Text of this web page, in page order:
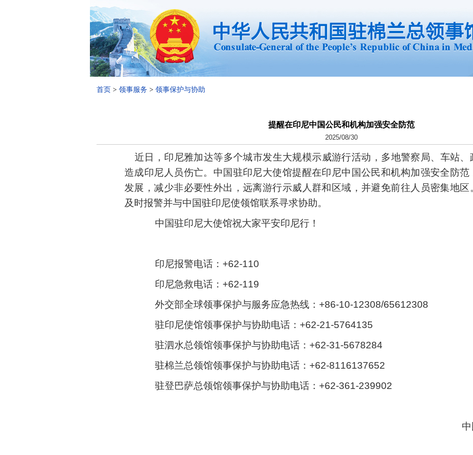
首页 > 领事服务 > 领事保护与协助
提醒在印尼中国公民和机构加强安全防范
2025/08/30
近日，印尼雅加达等多个城市发生大规模示威游行活动，多地警察局、车站
造成印尼人员伤亡。中国驻印尼大使馆提醒在印尼中国公民和机构加强安全防
发展，减少非必要性外出，远离游行示威人群和区域，并避免前往人员密集地
及时报警并与中国驻印尼使领馆联系寻求协助。
中国驻印尼大使馆祝大家平安印尼行！
印尼报警电话：+62-110
印尼急救电话：+62-119
外交部全球领事保护与服务应急热线： +86-10-12308/65612308
驻印尼使馆领事保护与协助电话：+62-21-5764135
驻泗水总领馆领事保护与协助电话：+62-31-5678284
驻棉兰总领馆领事保护与协助电话：+62-8116137652
驻登巴萨总领馆领事保护与协助电话：+62-361-239902
中国驻印度
中国驻泗